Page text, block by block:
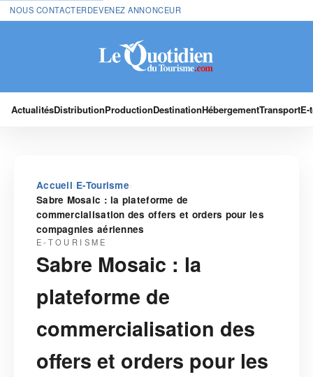
NOUS CONTACTERDEVENEZ ANNONCEUR
ActualitésDistributionProductionDestinationHébergementTransport
Accueil›E-Tourisme›
Sabre Mosaic : la plateforme de
commercialisation des offers et orders pour les
compagnies aériennes
E-TOURISME
Sabre Mosaic : la
plateforme de
commercialisation des
offers et orders pour les